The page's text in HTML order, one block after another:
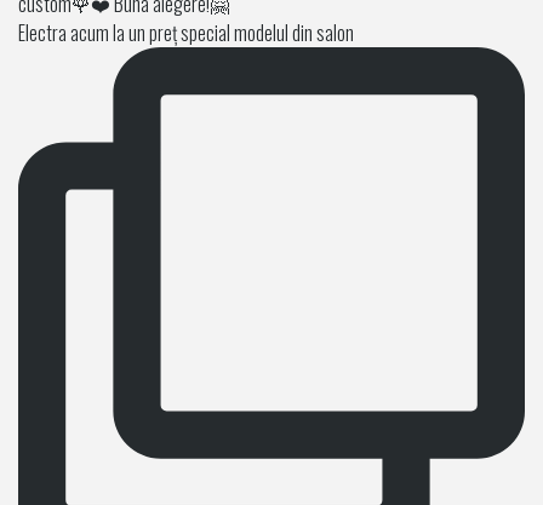
Electra acum la un preț special modelul din salon